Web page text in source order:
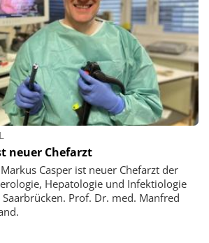
neuer Chefarzt
Casper ist neuer Chefarzt der
Hepatologie und Infektiologie
Prof. Dr. med. Manfred